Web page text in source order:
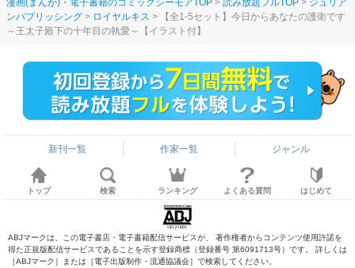
ンパブリッシング
ロイヤルキス
【全1-5セット】今日からあなたの護衛です
～王太子殿下の十年目の執愛～【イラスト付】
新刊一覧 作家一覧 ジャンル
トップ 検索 ランキング よくある質問 はじめて
ABJマークは、この電子書店・電子書籍配信サービスが、 著作権者からコンテンツ使用許諾を
得た正規版配信サービスであることを示す登録商標（登録番号 第6091713号）です。 詳しくは
［ABJマーク］または［電子出版制作・流通協議会］で検索してください。